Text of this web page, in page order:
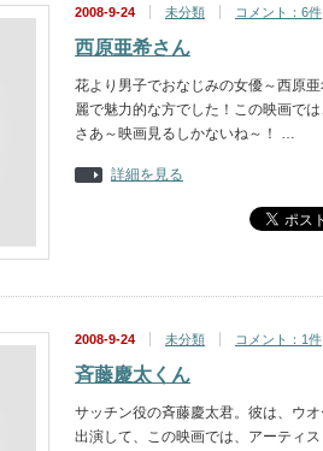
2008-9-24 未分類 コメント：6件
西原亜希さん
花より男子でおなじみの女優～西原
麗で魅力的な方でした！この映画では
さあ～映画見るしかないね～！ …
詳細を見る
2008-9-24 未分類 コメント：1件
斉藤慶太くん
サッチン役の斉藤慶太君。彼は、ウ
出演して、この映画では、アーティス